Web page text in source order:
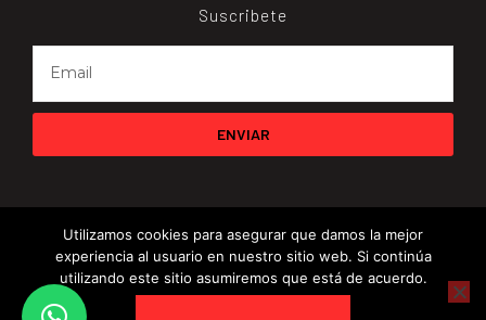
Suscribete
ENVIAR
© 2024 CompetitiveController. All rights reserved.
Utilizamos cookies para asegurar que damos la mejor
experiencia al usuario en nuestro sitio web. Si continúa
utilizando este sitio asumiremos que está de acuerdo.